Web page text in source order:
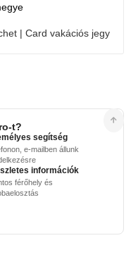
| Card vakációs jegy
t?
segítség
e-mailben állunk
információk
férőhely és